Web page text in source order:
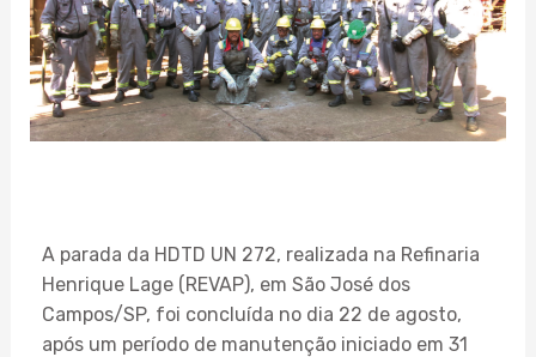
A parada da HDTD UN 272, realizada na Refinaria
Henrique Lage (REVAP), em São José dos
Campos/SP, foi concluída no dia 22 de agosto,
após um período de manutenção iniciado em 31